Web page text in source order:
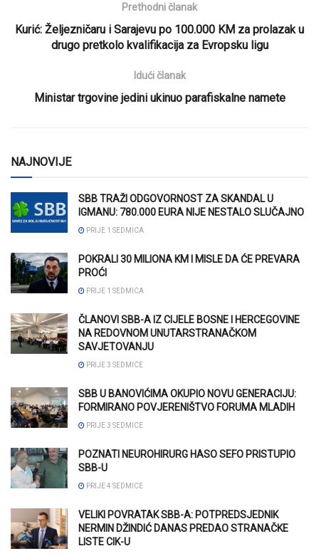
Prethodni članak
Kurić: Željezničaru i Sarajevu po 100.000 KM za prolazak u
drugo pretkolo kvalifikacija za Evropsku ligu
Idući članak
Ministar trgovine jedini ukinuo parafiskalne namete
NAJNOVIJE
SBB TRAŽI ODGOVORNOST ZA SKANDAL U
IGMANU: 780.000 EURA NIJE NESTALO SLUČAJNO
PRIJE 1 SEDMICA
POKRALI 30 MILIONA KM I MISLE DA ĆE PREVARA
PROĆI
PRIJE 1 SEDMICA
ČLANOVI SBB-A IZ CIJELE BOSNE I HERCEGOVINE
NA REDOVNOM UNUTARSTRANAČKOM
SAVJETOVANJU
PRIJE 3 SEDMICE
SBB U BANOVIĆIMA OKUPIO NOVU GENERACIJU:
FORMIRANO POVJERENIŠTVO FORUMA MLADIH
PRIJE 3 SEDMICE
POZNATI NEUROHIRURG HASO SEFO PRISTUPIO
SBB-U
PRIJE 4 SEDMICE
VELIKI POVRATAK SBB-A: POTPREDSJEDNIK
NERMIN DŽINDIĆ DANAS PREDAO STRANAČKE
LISTE CIK-U